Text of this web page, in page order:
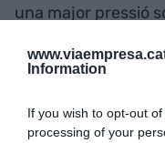
Information
If you wish to opt-out
processing of your
una major pressió
governs a actuar
sent una part vital
global".